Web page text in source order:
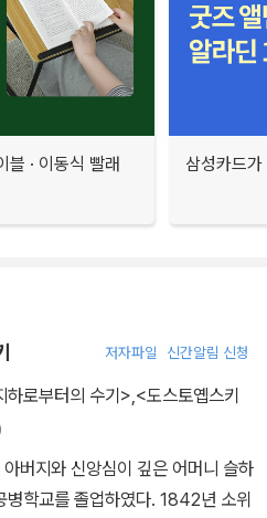
· 이동식 빨래
삼성카드
저자파일 신간알림 신청
로부터의 수기>,<도스토옙스키
버지와 신앙심이 깊은 어머니 슬하
학교를 졸업하였다. 1842년 소위